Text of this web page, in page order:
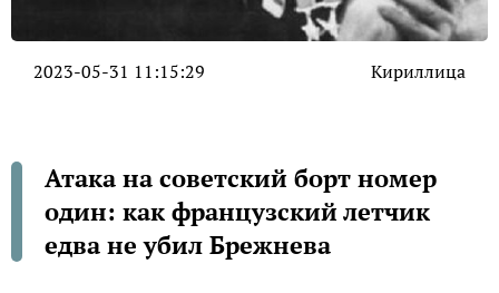
2023-05-31 11:15:29 Кириллица
Атака на советский борт номер
один: как французский летчик
едва не убил Брежнева